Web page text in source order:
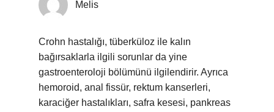
Melis
Crohn hastalığı, tüberküloz ile kalın
bağırsaklarla ilgili sorunlar da yine
gastroenteroloji bölümünü ilgilendirir. Ayrıca
hemoroid, anal fissür, rektum kanserleri,
karaciğer hastalıkları, safra kesesi, pankreas